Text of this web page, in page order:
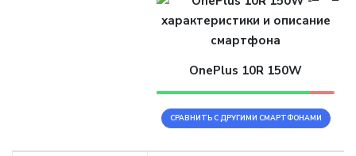
OnePlus 10R 150W
СРАВНИТЬ С ДРУГИМИ СМАРТФОНАМИ